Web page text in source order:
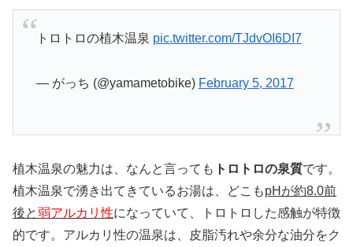
トロトロの植木温泉 pic.twitter.com/TJdvOI6DI7
— がっち (@yamametobike) February 5, 2017
植木温泉の魅力は、なんと言っても トロトロの泉質です。
植木温泉で湧き出てきているお湯は、どこもpHが約8.0前
後と弱アルカリ性になっていて、トロトロした感触が特徴
的です。アルカリ性の温泉は、皮脂汚れや余分な油分をク